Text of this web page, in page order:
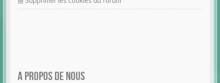
A PROPOS DE NOUS